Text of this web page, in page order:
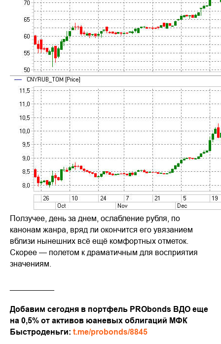
Ползучее, день за днем, ослабление рубля, по
канонам жанра, вряд ли окончится его увязанием
вблизи нынешних всё ещё комфортных отметок.
Скорее — полетом к драматичным для восприятия
значениям.
Добавим сегодня в портфель PRObonds ВДО еще
на 0,5% от активов юаневых облигаций МФК
Быстроденьги: t.me/probonds/8845